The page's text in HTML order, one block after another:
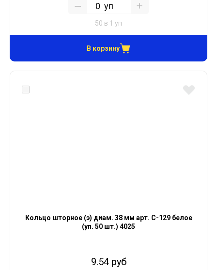
уп
50 в 1 уп
В корзину
Кольцо шторное (э) диам. 38 мм арт. С-129 белое
(уп. 50 шт.) 4025
9.54 руб